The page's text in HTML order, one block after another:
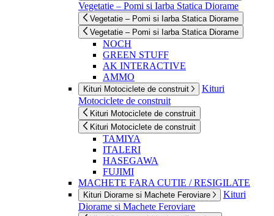
Vegetatie – Pomi si Iarba Statica Diorame
Vegetatie – Pomi si Iarba Statica Diorame
Vegetatie – Pomi si Iarba Statica Diorame
NOCH
GREEN STUFF
AK INTERACTIVE
AMMO
Kituri Motociclete de construit
Kituri
Motociclete de construit
Kituri Motociclete de construit
Kituri Motociclete de construit
TAMIYA
ITALERI
HASEGAWA
FUJIMI
MACHETE FARA CUTIE / RESIGILATE
Kituri Diorame si Machete Feroviare
Kituri
Diorame si Machete Feroviare